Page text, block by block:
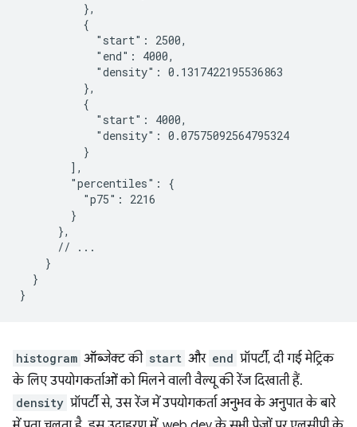
          },
          {
            "start": 2500,
            "end": 4000,
            "density": 0.1317422195536863
          },
          {
            "start": 4000,
            "density": 0.07575092564795324
          }
        ],
        "percentiles": {
          "p75": 2216
        }
      },
      // ...
    }
  }
histogram ऑब्जेक्ट की start और end प्रॉपर्टी, दी गई मेट्रिक
के लिए उपयोगकर्ताओं को मिलने वाली वैल्यू की रेंज दिखाती हैं.
density प्रॉपर्टी से, उस रेंज में उपयोगकर्ता अनुभव के अनुपात के बारे